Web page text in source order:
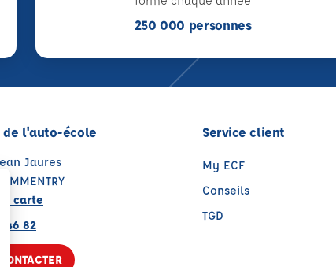
250 000 personnes
de l'auto-école
Jaures
carte
46 82
Service client
My ECF
Conseils
TGD